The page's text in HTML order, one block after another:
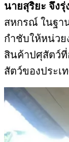
นายสุริยะ จึงรุ่
สหกรณ์ ในฐา
กำชับให้หน่วย
สินค้าปศุสัตว์ที่
สัตว์ของประเ